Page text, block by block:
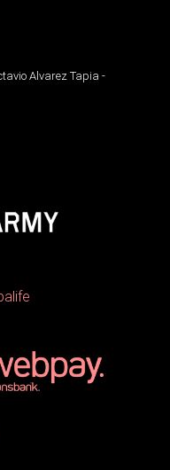
Alvarez Tapia -